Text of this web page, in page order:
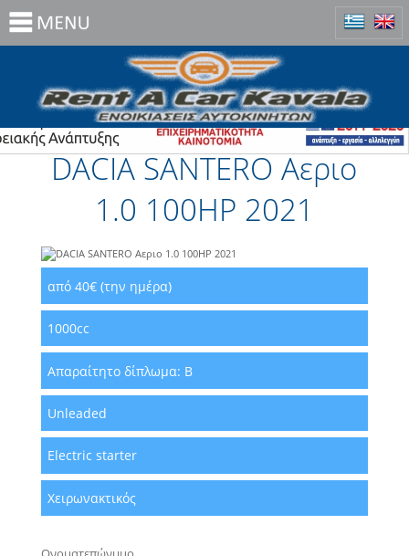
DACIA SANTERO Αεριο
1.0 100HP 2021
από 40€ (την ημέρα)
1000cc
Απαραίτητο δίπλωμα: B
Unleaded
Electric starter
Χειρωνακτικός